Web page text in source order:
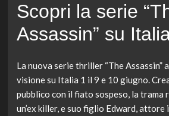
Scopri la serie
Assassin” su
La nuova serie thriller “The Assassin”
visione su Italia 1 il 9 e 10 giugno.
pubblico con il fiato sospeso, la trama
un’ex killer, e suo figlio Edward,